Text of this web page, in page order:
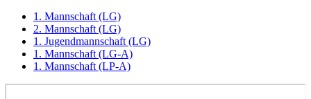
1. Mannschaft (LG)
2. Mannschaft (LG)
1. Jugendmannschaft (LG)
1. Mannschaft (LG-A)
1. Mannschaft (LP-A)